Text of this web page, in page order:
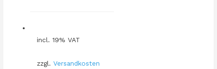
incl. 19% VAT
zzgl. Versandkosten